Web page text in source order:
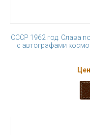
СССР 1962 год. Слава
с автографами